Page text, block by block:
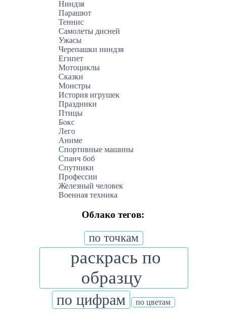
Ниндзя
Парашют
Теннис
Самолеты дисней
Ужасы
Черепашки ниндзя
Египет
Мотоциклы
Сказки
Монстры
История игрушек
Праздники
Птицы
Бокс
Лего
Аниме
Спортивные машины
Спанч боб
Спутники
Профессии
Железный человек
Военная техника
Облако тегов:
по точкам
раскрась по
образцу
по цифрам по цветам